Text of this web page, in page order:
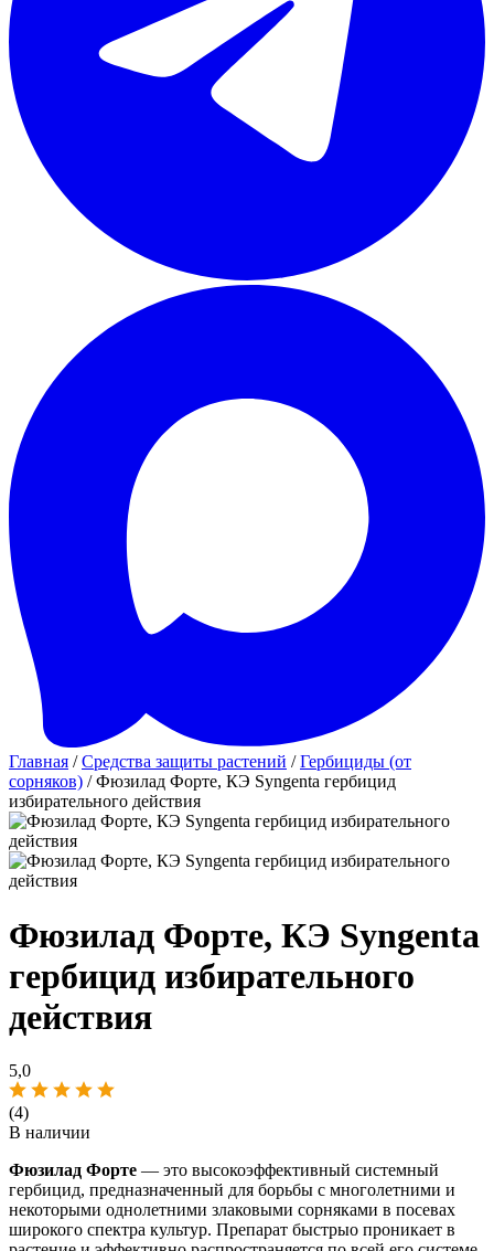
Главная /Средства защиты растений /Гербициды (от
сорняков) / Фюзилад Форте, КЭ Syngenta гербицид
избирательного действия
Фюзилад Форте, КЭ Syngenta
гербицид избирательного
действия
5,0
(4)
В наличии
Фюзилад Форте — это высокоэффективный системный
гербицид, предназначенный для борьбы с многолетними и
некоторыми однолетними злаковыми сорняками в посевах
широкого спектра культур. Препарат быстрыо проникает в